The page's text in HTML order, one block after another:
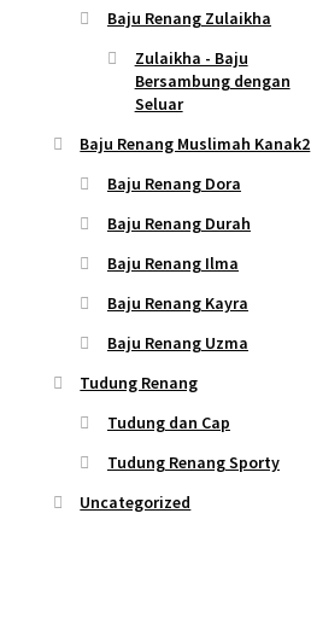
Baju Renang Zulaikha
Zulaikha - Baju
Bersambung dengan
Seluar
Baju Renang Muslimah Kanak2
Baju Renang Dora
Baju Renang Durah
Baju Renang Ilma
Baju Renang Kayra
Baju Renang Uzma
Tudung Renang
Tudung dan Cap
Tudung Renang Sporty
Uncategorized